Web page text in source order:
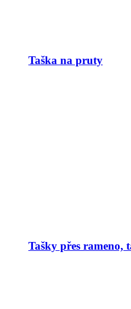
Taška na pruty
Tašky přes rameno,